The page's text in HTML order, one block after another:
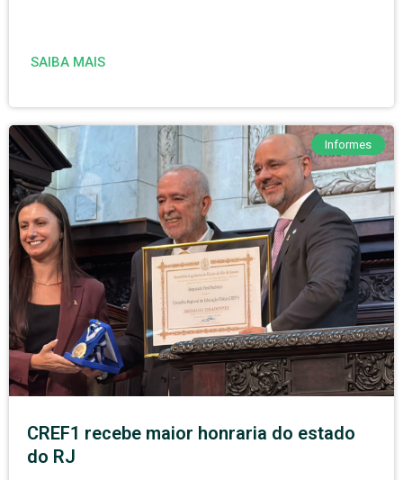
SAIBA MAIS
Informes
CREF1 recebe maior honraria do estado
do RJ